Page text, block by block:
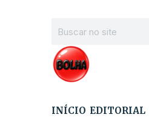
INÍCIO EDITORIAL